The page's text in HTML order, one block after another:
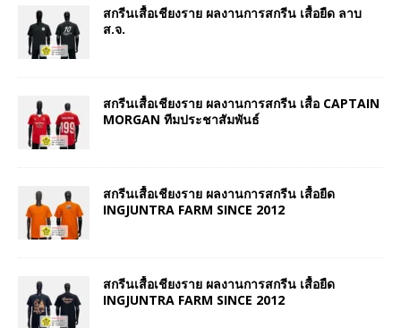
สกรีนเสื้อเชียงราย ผลงานการสกรีน เสื้อยืด ลาบ
ส.จ.
สกรีนเสื้อเชียงราย ผลงานการสกรีน เสื้อ CAPTAIN
MORGAN ทีมประชาสัมพันธ์
สกรีนเสื้อเชียงราย ผลงานการสกรีน เสื้อยืด
INGJUNTRA FARM SINCE 2012
สกรีนเสื้อเชียงราย ผลงานการสกรีน เสื้อยืด
INGJUNTRA FARM SINCE 2012